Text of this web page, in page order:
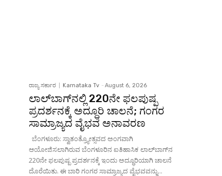
ರಾಜ್ಯ ಸರ್ಕಾರ Karnataka Tv - August 6, 2026
ಲಾಲ್‌ಬಾಗ್‌ನಲ್ಲಿ 220ನೇ ಫಲಪುಷ್ಪ
ಪ್ರದರ್ಶನಕ್ಕೆ ಅದ್ಧೂರಿ ಚಾಲನೆ; ಗಂಗರ
ಸಾಮ್ರಾಜ್ಯದ ವೈಭವ ಅನಾವರಣ
ಬೆಂಗಳೂರು: ಸ್ವಾತಂತ್ರ್ಯೋತ್ಸವದ ಅಂಗವಾಗಿ
ಆಯೋಜಿಸಲಾಗಿರುವ ಬೆಂಗಳೂರಿನ ಐತಿಹಾಸಿಕ ಲಾಲ್‌ಬಾಗ್‌ನ
220ನೇ ಫಲಪುಷ್ಪ ಪ್ರದರ್ಶನಕ್ಕೆ ಇಂದು ಅದ್ಧೂರಿಯಾಗಿ ಚಾಲನೆ
ದೊರೆಯಿತು. ಈ ಬಾರಿ ಗಂಗರ ಸಾಮ್ರಾಜ್ಯದ ವೈಭವವನ್ನು...